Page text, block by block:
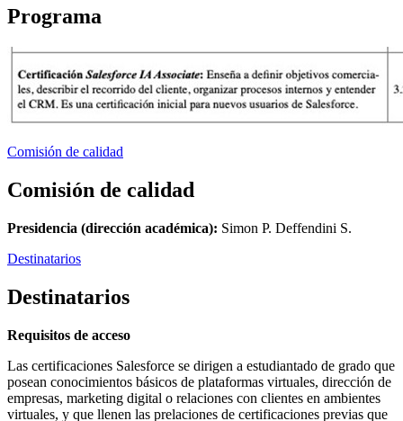
Programa
Comisión de calidad
Comisión de calidad
Presidencia (dirección académica): Simon P. Deffendini S.
Destinatarios
Destinatarios
Requisitos de acceso
Las certificaciones Salesforce se dirigen a estudiantado de grado que
posean conocimientos básicos de plataformas virtuales, dirección de
empresas, marketing digital o relaciones con clientes en ambientes
virtuales, y que llenen las prelaciones de certificaciones previas que